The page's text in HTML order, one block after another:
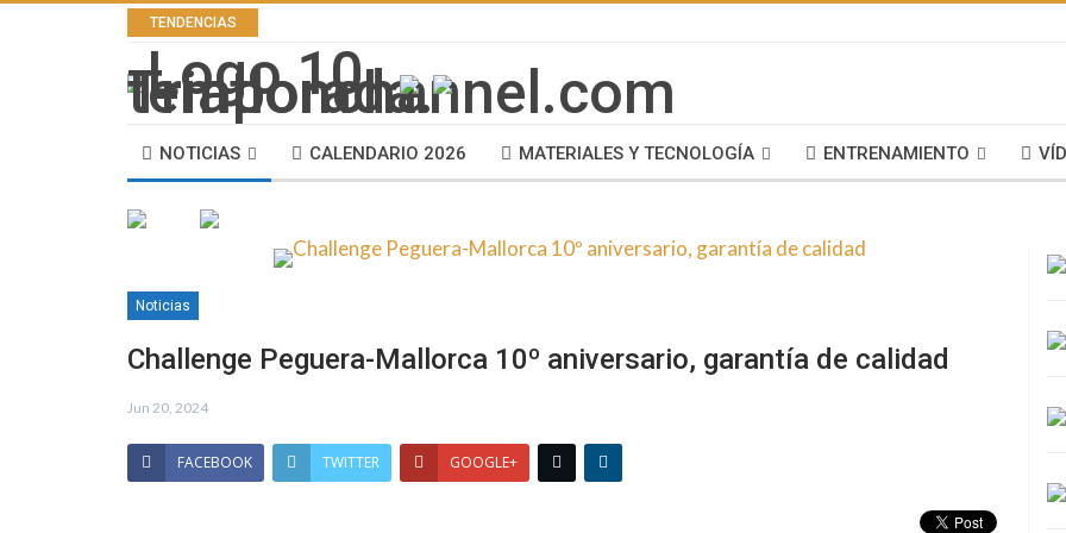
TENDENCIAS
NOTICIAS CALENDARIO 2026 MATERIALES Y TECNOLOGÍA ENTRENAMIENTO
Noticias
Challenge Peguera-Mallorca 10º aniversario, garantía de calidad
Jun 20, 2024
FACEBOOK TWITTER GOOGLE+